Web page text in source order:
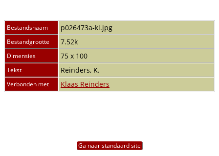
Bestandsnaam p026473a-kl.jpg
Bestandgrootte 7.52k
Dimensies 75 x 100
Tekst Reinders, K.
Verbonden met Klaas Reinders
Ga naar standaard site